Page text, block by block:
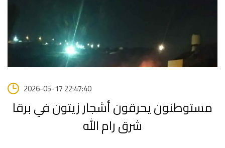
2026-05-17 22:47:40
مستوطنون يحرقون أشجار زيتون في برقا
شرق رام الله